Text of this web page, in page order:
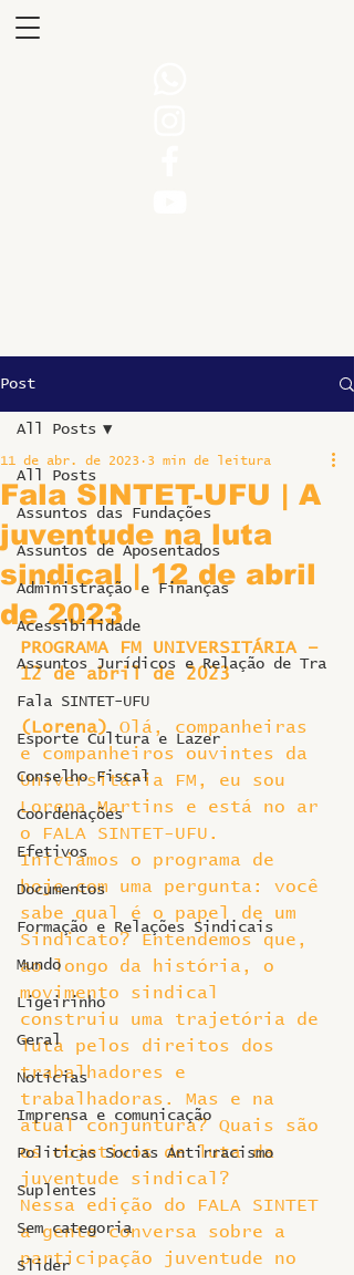
Post
All Posts
Assuntos das Fundações
Assuntos de Aposentados
Administração e Finanças
Acessibilidade
Assuntos Jurídicos e Relação de Tra
Fala SINTET-UFU
Esporte Cultura e Lazer
Conselho Fiscal
Coordenações
Efetivos
Documentos
Formação e Relações Sindicais
Mundo
Ligeirinho
Geral
Notícias
Imprensa e comunicação
Politicas Socias Antirracismo
Suplentes
Sem categoria
Slider
All Posts
Fala SINTET-UFU | A
juventude na luta
sindical | 12 de abril
de 2023
11 de abr. de 2023 3 min de leitura
PROGRAMA FM UNIVERSITÁRIA –
12 de abril de 2023
(Lorena)
Olá, companheiras
e companheiros ouvintes da
Universitária FM, eu sou
Lorena Martins e está no ar
o FALA SINTET-UFU.
Iniciamos o programa de
hoje com uma pergunta: você
sabe qual é o papel de um
Sindicato? Entendemos que,
ao longo da história, o
movimento sindical
construiu uma trajetória de
luta pelos direitos dos
trabalhadores e
trabalhadoras. Mas e na
atual conjuntura? Quais são
os objetivos de luta da
juventude sindical?
Nessa edição do FALA SINTET
a gente conversa sobre a
participação juventude no